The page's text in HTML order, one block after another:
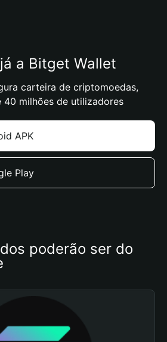
a Bitget Wallet
carteira de criptomoedas,
40 milhões de utilizadores
APK
Play
poderão ser do